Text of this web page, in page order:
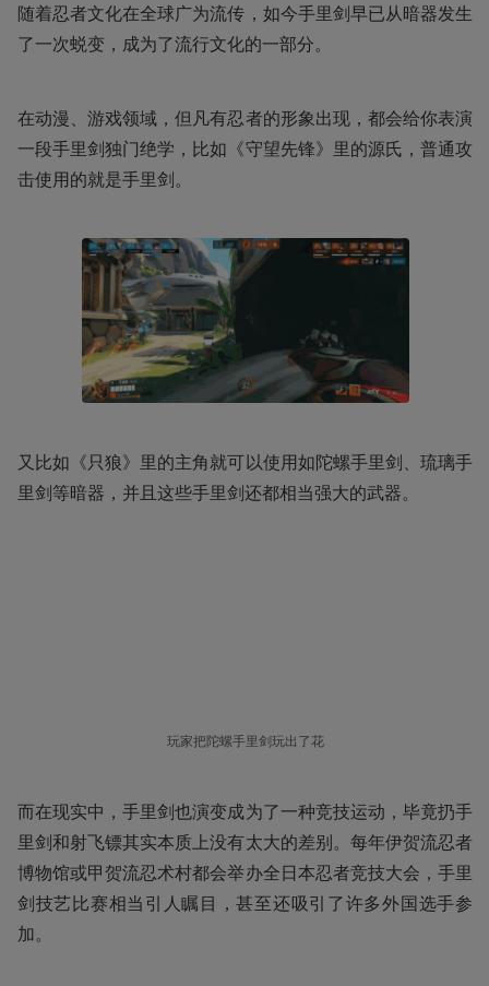
随着忍者文化在全球广为流传，如今手里剑早已从暗器发生
了一次蜕变，成为了流行文化的一部分。
在动漫、游戏领域，但凡有忍者的形象出现，都会给你表演
一段手里剑独门绝学，比如《守望先锋》里的源氏，普通攻
击使用的就是手里剑。
又比如《只狼》里的主角就可以使用如陀螺手里剑、琉璃手
里剑等暗器，并且这些手里剑还都相当强大的武器。
玩家把陀螺手里剑玩出了花
而在现实中，手里剑也演变成为了一种竞技运动，毕竟扔手
里剑和射飞镖其实本质上没有太大的差别。每年伊贺流忍者
博物馆或甲贺流忍术村都会举办全日本忍者竞技大会，手里
剑技艺比赛相当引人瞩目，甚至还吸引了许多外国选手参
加。